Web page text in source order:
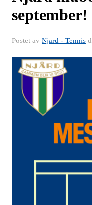
september!
Postet av Njård - Tennis